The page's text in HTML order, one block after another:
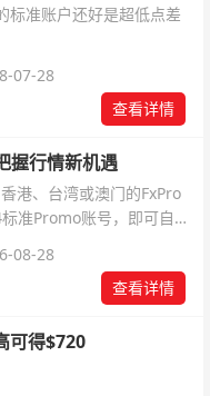
标准账户还好是超低点差
07-28
查看详情
握行情新机遇
港、台湾或澳门的FxPro
准Promo账号，即可自动
08-28
查看详情
可得$720